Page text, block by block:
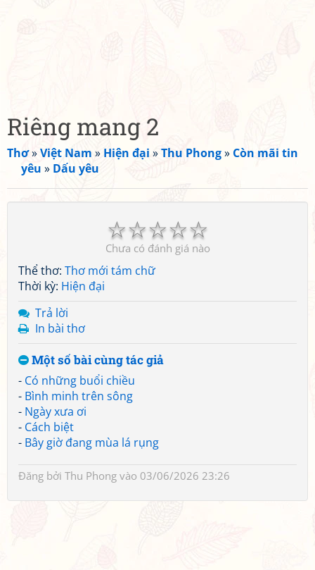
Riêng mang 2
Thơ»Việt Nam » Hiện đại »Thu Phong» Còn mãi tin
yêu » Dấu yêu
☆
☆
☆
☆
☆
Chưa có đánh giá nào
Thể thơ: Thơ mới tám chữ
Thời kỳ: Hiện đại
Trả lời
In bài thơ
Một số bài cùng tác giả
- Có những buổi chiều
- Bình minh trên sông
- Ngày xưa ơi
- Cách biệt
- Bây giờ đang mùa lá rụng
Đăng bởi Thu Phong vào 03/06/2026 23:26